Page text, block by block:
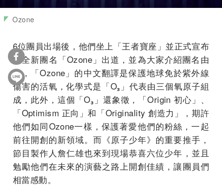
Ozone
6位團員出場後，他們坐上「王者寶座」並正式宣布
以全新團名「Ozone」出道，並為大家介紹團名由
來，「Ozone」的中文翻譯是保護地球免於紫外線
傷害的活氧，化學式是「O₃」代表由三個氧原子組
成，此外，這個「O₃」還象徵，「Origin 初心」、
「Optimism 正向」和「Originality 創造力」，期許
他們如同Ozone一樣，保護著愛他們的粉絲，一起
前往開創的新領域。而《原子少年》的重要推手，
節目製作人詹仁雄也來到現場恭喜六位少年，並且
勉勵他們在未來的演藝之路上開創佳績，讓團員們
相當感動。